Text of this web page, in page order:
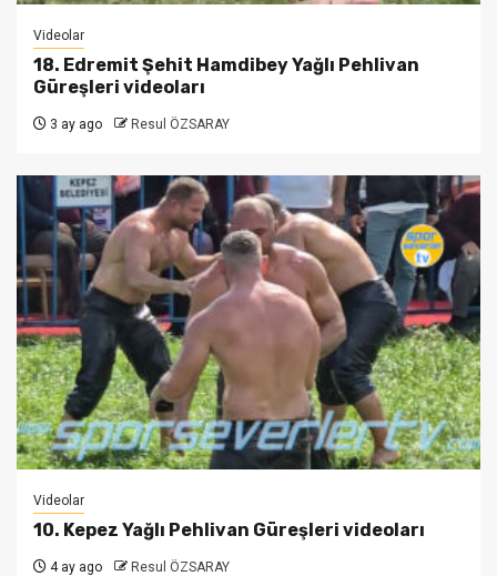
Videolar
18. Edremit Şehit Hamdibey Yağlı Pehlivan
Güreşleri videoları
3 ay ago Resul ÖZSARAY
Videolar
10. Kepez Yağlı Pehlivan Güreşleri videoları
4 ay ago Resul ÖZSARAY